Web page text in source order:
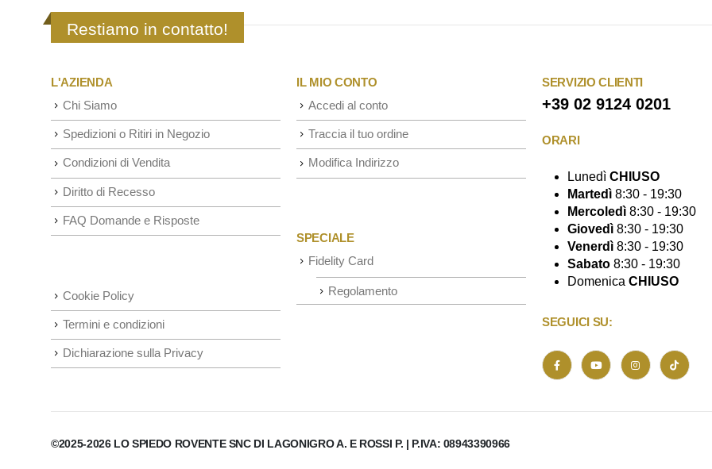
Restiamo in contatto!
L'AZIENDA
Chi Siamo
Spedizioni o Ritiri in Negozio
Condizioni di Vendita
Diritto di Recesso
FAQ Domande e Risposte
Cookie Policy
Termini e condizioni
Dichiarazione sulla Privacy
IL MIO CONTO
Accedi al conto
Traccia il tuo ordine
Modifica Indirizzo
SPECIALE
Fidelity Card
Regolamento
SERVIZIO CLIENTI
+39 02 9124 0201
ORARI
Lunedì CHIUSO
Martedì 8:30 - 19:30
Mercoledì 8:30 - 19:30
Giovedì 8:30 - 19:30
Venerdì 8:30 - 19:30
Sabato 8:30 - 19:30
Domenica CHIUSO
SEGUICI SU:
©2025-2026 LO SPIEDO ROVENTE SNC DI LAGONIGRO A. E ROSSI P. | P.IVA: 08943390966